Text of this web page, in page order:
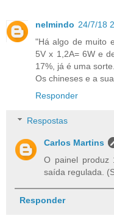
nelmindo 24/7/18
"Há algo de muito
5V x 1,2A= 6W e
17%, já é uma sorte.
Os chineses e a sua
Responder
Respostas
Carlos Martins
O painel produz
saída regulada.
Responder